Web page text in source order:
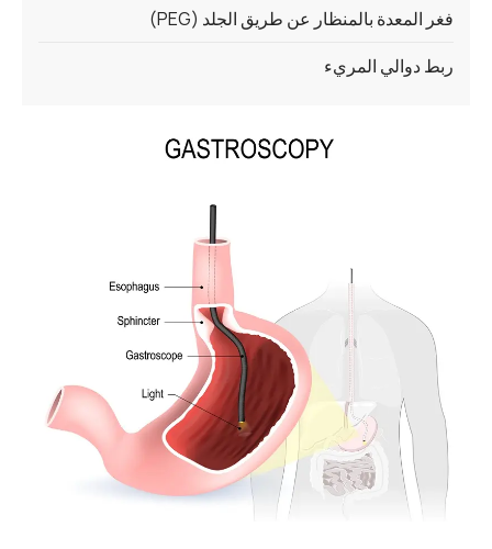
فغر المعدة بالمنظار عن طريق الجلد (PEG)
ربط دوالي المريء